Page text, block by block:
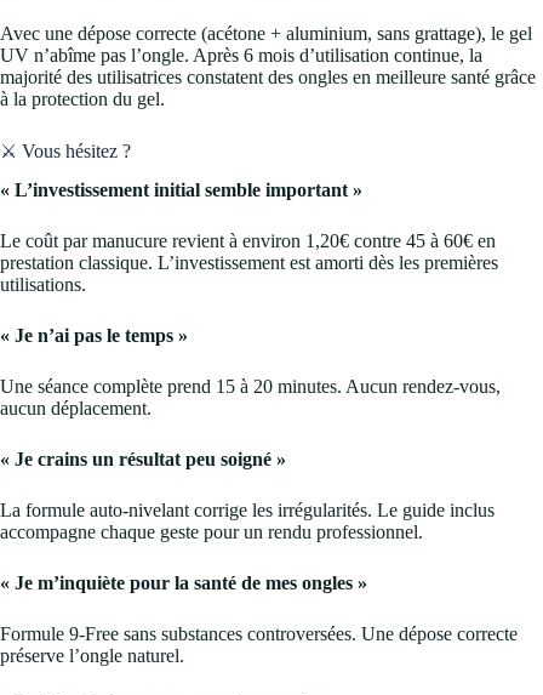
Avec une dépose correcte (acétone + aluminium, sans grattage), le gel
UV n’abîme pas l’ongle. Après 6 mois d’utilisation continue, la
majorité des utilisatrices constatent des ongles en meilleure santé grâce
à la protection du gel.
⚔️ Vous hésitez ?
« L’investissement initial semble important »
Le coût par manucure revient à environ 1,20€ contre 45 à 60€ en
prestation classique. L’investissement est amorti dès les premières
utilisations.
« Je n’ai pas le temps »
Une séance complète prend 15 à 20 minutes. Aucun rendez-vous,
aucun déplacement.
« Je crains un résultat peu soigné »
La formule auto-nivelant corrige les irrégularités. Le guide inclus
accompagne chaque geste pour un rendu professionnel.
« Je m’inquiète pour la santé de mes ongles »
Formule 9-Free sans substances controversées. Une dépose correcte
préserve l’ongle naturel.